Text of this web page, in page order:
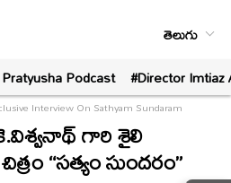
తెలుగు
Podcast #Director
Interview On Sathyam Sundaram
గారి శైలి
“సత్యం సుందరం”